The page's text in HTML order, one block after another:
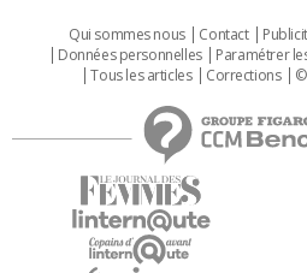
Qui sommes nous Contact
Données personnelles
Paramétrer
Tous les articles
Corrections